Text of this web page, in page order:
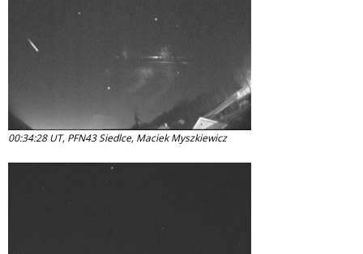
00:34:28 UT, PFN43 Siedlce, Maciek Myszkiewicz